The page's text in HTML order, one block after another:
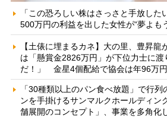
「この恐ろしい株はさっさと手放し
500万円の利益を出した女性が“夢よも
【土俵に埋まるカネ】大の里、豊昇
は「懸賞金2826万円」が下位力士に
だ！」 金星4個配給で協会は年96万
「30種類以上のパン食べ放題」で行
ンを手掛けるサンマルクホールディ
舗展開のコンセプト」、事業を多角化